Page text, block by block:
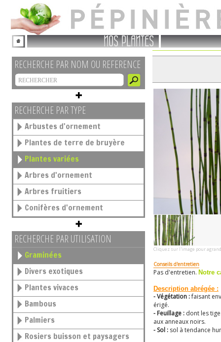
NOS PLANTES
RECHERCHE PAR NOM OU REFERENCE
RECHERCHE PAR TYPE
Arbustes d'ornement
Plantes de terre de bruyère
Plantes variées
Arbres d'ornement
Arbres fruitiers
Conifères d'ornement
RECHERCHE PAR UTILISATION
Graminées
Divers exotiques
Plantes vivaces
Bambous
Palmiers
Rosiers buisson et paysagers
Cliquez sur l'image pour
Conseils d'entretien
Pas d'entretien. Notre
Description abrégée :
- Végétation :faisant
érigé.
- Feuillage : dont les
aux anneaux noirs.
- Sol : sol à tendance